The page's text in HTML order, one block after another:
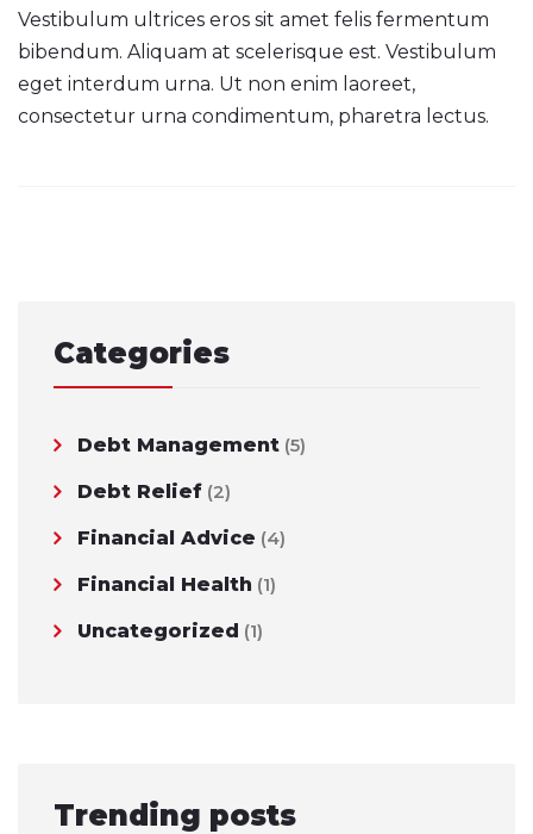
Vestibulum ultrices eros sit amet felis fermentum
bibendum. Aliquam at scelerisque est. Vestibulum
eget interdum urna. Ut non enim laoreet,
consectetur urna condimentum, pharetra lectus.
Categories
Debt Management (5)
Debt Relief (2)
Financial Advice (4)
Financial Health (1)
Uncategorized (1)
Trending posts